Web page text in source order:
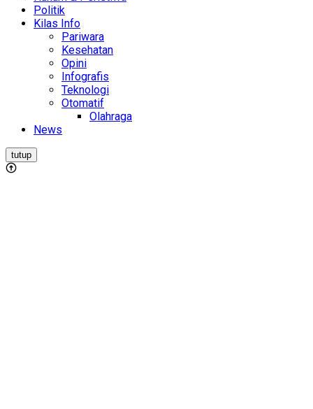
Politik
Kilas Info
Pariwara
Kesehatan
Opini
Infografis
Teknologi
Otomatif
Olahraga
News
tutup